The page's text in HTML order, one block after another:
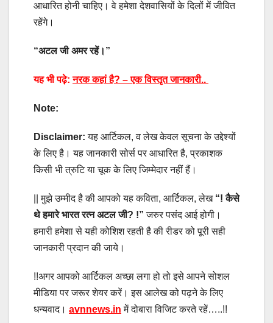
आधारित होनी चाहिए। वे हमेशा देशवासियों के दिलों में जीवित
रहेंगे।
“अटल जी अमर रहें।”
यह भी पढ़े:नरक कहां है? – एक विस्तृत जानकारी..
Note:
Disclaimer: यह आर्टिकल, व लेख केवल सूचना के उद्देश्यों
के लिए है। यह जानकारी सोर्स पर आधारित है, प्रकाशक
किसी भी त्रुटि या चूक के लिए जिम्मेदार नहीं हैं।
|| मुझे उम्मीद है की आपको यह कविता, आर्टिकल, लेख“! कैसे
थे हमारे भारत रत्न अटल जी? !” जरुर पसंद आई होगी।
हमारी हमेशा से यही कोशिश रहती है की रीडर को पूरी सही
जानकारी प्रदान की जाये।
!!अगर आपको आर्टिकल अच्छा लगा हो तो इसे आपने सोशल
मीडिया पर जरूर शेयर करें। इस आलेख को पढ़ने के लिए
धन्यवाद। avnnews.in में दोबारा विजिट करते रहें…..!!